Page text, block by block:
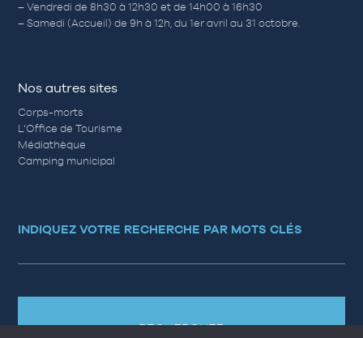
– Vendredi de 8h30 à 12h30 et de 14h00 à 16h30
– Samedi (Accueil) de 9h à 12h, du 1er avril au 31 octobre.
Nos autres sites
Corps-morts
L’Office de Tourisme
Médiathèque
Camping municipal
INDIQUEZ VOTRE RECHERCHE PAR MOTS CLÉS
RECHERCHER